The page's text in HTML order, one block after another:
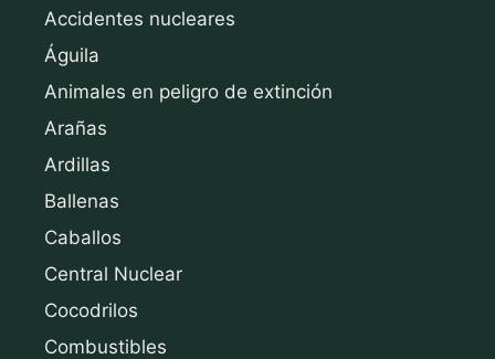
Accidentes nucleares
Águila
Animales en peligro de extinción
Arañas
Ardillas
Ballenas
Caballos
Central Nuclear
Cocodrilos
Combustibles